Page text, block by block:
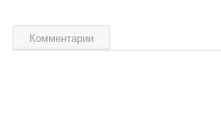
Комментарии